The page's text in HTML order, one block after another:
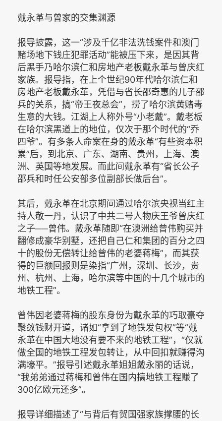
戴永革与曾家的交集渊源
报导披露，这一“涉及千亿非法洗钱案件和澳门
赌场地下钱庄犯罪活动”能被压下来，是因其背
后黑手乃哈尔滨仁和房地产老板戴永革与曾庆红
家族。报导指，在上个世纪90年代哈尔滨仁和
房地产老板戴永革，凭借与省长邵奇惠的儿子邵
兵的关系，搞“帝王夜总会”，捞了哈尔滨黄赌毒
生意的大钱。江湖上人称外号“小老戴”。戴老板
在哈尔滨黑道上的地位，仅次于那个时代的“乔
四爷”。有多条人命案在身的戴永革“有些资本积
累”后，到北京、广东、湖南、贵州，上海、澳
洲、英国等地发展。而此间戴永革有“省长公子
邵兵和时任公安部多位副部长做后台”。
其后，戴永革在北京期间通过哈尔滨央视当红主
持人敬一丹，认识了中共二号人物庆王爷曾庆红
之子──曾伟。戴永革随即“在澳洲给曾伟购买并
翻修成豪华别墅，还把自己仁和集团的百分之四
十的股份无偿转让给曾伟的老婆蒋梅”，而其获
得的巨额回报则是染指“广州，深圳、长沙，贵
州、杭州、上海，哈尔滨等中国的十几个城市的
地铁工程”。
曾伟因老婆蒋梅的股东身份为戴永革的巧取豪夺
聚敛钱财开道，诸如“拿到了地铁发包权”等“戴
永革在中国大地没有要不来的地铁工程”，“仅就
做全国的地铁工程发包转让，从中回扣就赚得沟
满壕平。”报导引述戴永革姐姐戴永丽的话说，
“我弟弟通过蒋梅和曾伟在国内搞地铁工程赚了
300亿欧元还多”。
报导详细描述了“与背后有贺国强家族撑腰的长